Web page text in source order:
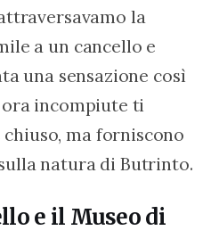
la
a un cancello e
una sensazione così
incompiute ti
ma forniscono
natura di Butrinto.
e il Museo di